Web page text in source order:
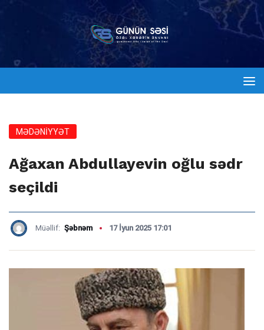
MƏDƏNİYYƏT
Ağaxan Abdullayevin oğlu sədr
seçildi
Müəllif: Şəbnəm 17 İyun 2025 17:01